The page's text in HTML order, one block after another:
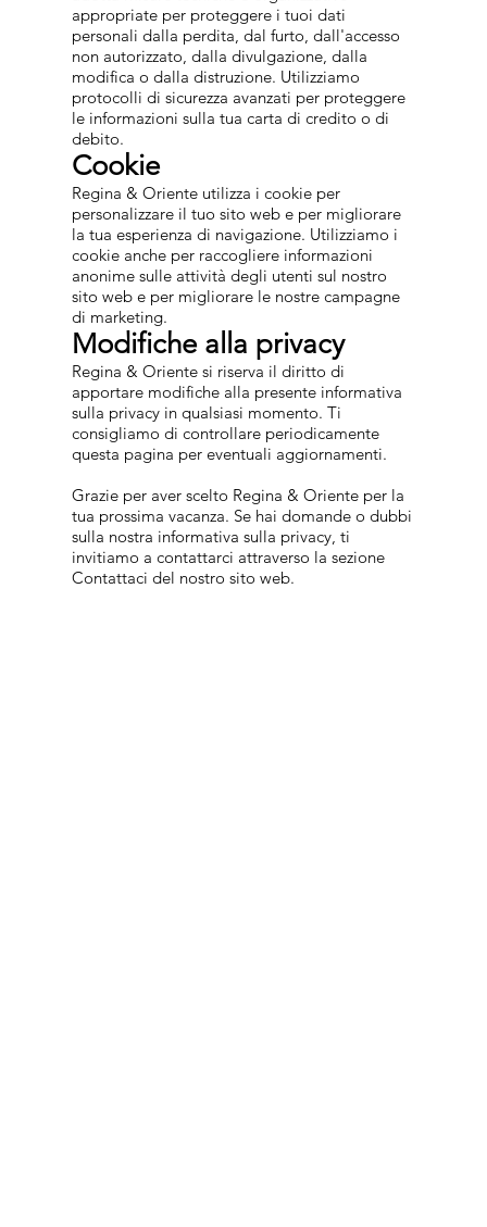
appropriate per proteggere i tuoi dati
personali dalla perdita, dal furto, dall'accesso
non autorizzato, dalla divulgazione, dalla
modifica o dalla distruzione. Utilizziamo
protocolli di sicurezza avanzati per proteggere
le informazioni sulla tua carta di credito o di
debito.
Cookie
Regina & Oriente utilizza i cookie per
personalizzare il tuo sito web e per migliorare
la tua esperienza di navigazione. Utilizziamo i
cookie anche per raccogliere informazioni
anonime sulle attività degli utenti sul nostro
sito web e per migliorare le nostre campagne
di marketing.
Modifiche alla privacy
Regina & Oriente si riserva il diritto di
apportare modifiche alla presente informativa
sulla privacy in qualsiasi momento. Ti
consigliamo di controllare periodicamente
questa pagina per eventuali aggiornamenti.
Grazie per aver scelto Regina & Oriente per la
tua prossima vacanza. Se hai domande o dubbi
sulla nostra informativa sulla privacy, ti
invitiamo a contattarci attraverso la sezione
Contattaci del nostro sito web.